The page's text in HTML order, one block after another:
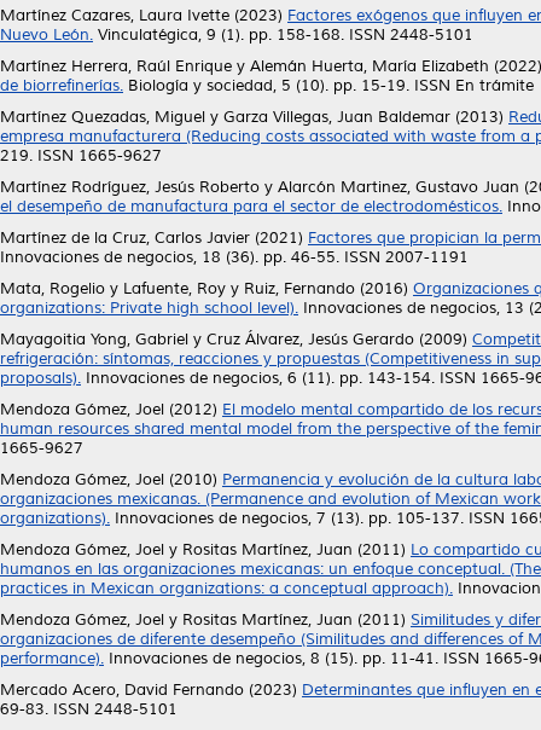
Martínez Cazares, Laura Ivette (2023) Factores exógenos que influyen
Nuevo León. Vinculatégica, 9 (1). pp. 158-168. ISSN 2448-5101
Martínez Herrera, Raúl Enrique y Alemán Huerta, María Elizabeth
de biorrefinerías. Biología y sociedad, 5 (10). pp. 15-19. ISSN En trámite
Martínez Quezadas, Miguel y Garza Villegas, Juan Baldemar (2013)
empresa manufacturera (Reducing costs associated with waste from
219. ISSN 1665-9627
Martínez Rodríguez, Jesús Roberto y Alarcón Martinez, Gustavo Juan
el desempeño de manufactura para el sector de electrodomésticos.
Martínez de la Cruz, Carlos Javier (2021) Factores que propician la
Innovaciones de negocios, 18 (36). pp. 46-55. ISSN 2007-1191
Mata, Rogelio y Lafuente, Roy y Ruiz, Fernando (2016) Organizaciones
organizations: Private high school level). Innovaciones de negocios, 13
Mayagoitia Yong, Gabriel y Cruz Álvarez, Jesús Gerardo (2009)
refrigeración: síntomas, reacciones y propuestas (Competitiveness in
proposals). Innovaciones de negocios, 6 (11). pp. 143-154. ISSN 1665-
Mendoza Gómez, Joel (2012) El modelo mental compartido de los
human resources shared mental model from the perspective of the
1665-9627
Mendoza Gómez, Joel (2010) Permanencia y evolución de la cultura
organizaciones mexicanas. (Permanence and evolution of Mexican
organizations). Innovaciones de negocios, 7 (13). pp. 105-137. ISSN
Mendoza Gómez, Joel y Rositas Martínez, Juan (2011) Lo compartido
humanos en las organizaciones mexicanas: un enfoque conceptual.
practices in Mexican organizations: a conceptual approach).
Mendoza Gómez, Joel y Rositas Martínez, Juan (2011) Similitudes y
organizaciones de diferente desempeño (Similitudes and differences
performance). Innovaciones de negocios, 8 (15). pp. 11-41. ISSN 1665-
Mercado Acero, David Fernando (2023) Determinantes que influyen en
69-83. ISSN 2448-5101